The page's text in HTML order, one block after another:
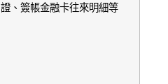
證、簽帳金融卡往來明細等